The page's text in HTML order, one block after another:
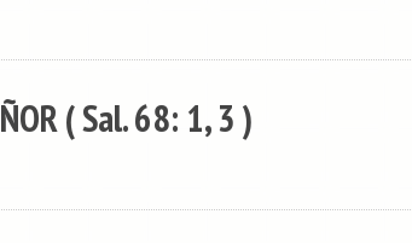
( Sal. 68: 1, 3 )